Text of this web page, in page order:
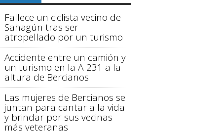
Fallece un ciclista vecino de
Sahagún tras ser
atropellado por un turismo
Accidente entre un camión y
un turismo en la A-231 a la
altura de Bercianos
Las mujeres de Bercianos se
juntan para cantar a la vida
y brindar por sus vecinas
más veteranas